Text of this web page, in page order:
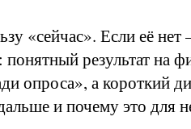
«сейчас». Если её нет
результат на
опроса», а короткий
и почему это для